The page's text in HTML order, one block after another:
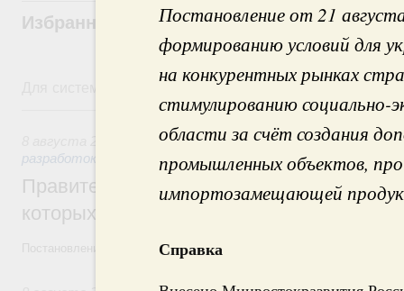
Постановление от 21
формированию условий для
на конкурентных рынках
стимулированию социально-
области за счёт создания
промышленных объектов,
импортозамещающей
Справка
Избранные документы со справками к
Для системного поиска перейдите в раздел "Поиск по
8 августа, суббота
Государственная политика в сфере
разработок
Правительство расширило перечень
которых освобождаются от НДФЛ
Постановление от 5 августа 2026 года №978